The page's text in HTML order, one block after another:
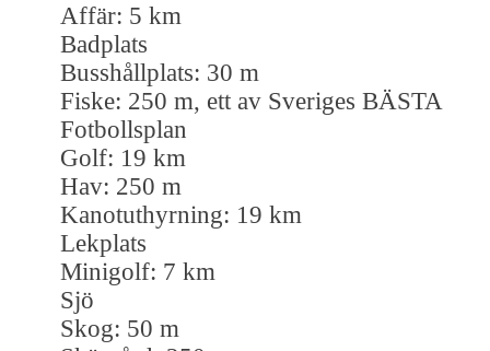
Affär: 5 km
Badplats
Busshållplats: 30 m
Fiske: 250 m, ett av Sveriges BÄSTA
Fotbollsplan
Golf: 19 km
Hav: 250 m
Kanotuthyrning: 19 km
Lekplats
Minigolf: 7 km
Sjö
Skog: 50 m